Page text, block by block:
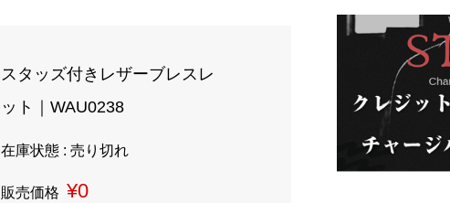
スタッズ付きレザーブレスレ
ット｜WAU0238
在庫状態 : 売り切れ
販売価格 ¥0